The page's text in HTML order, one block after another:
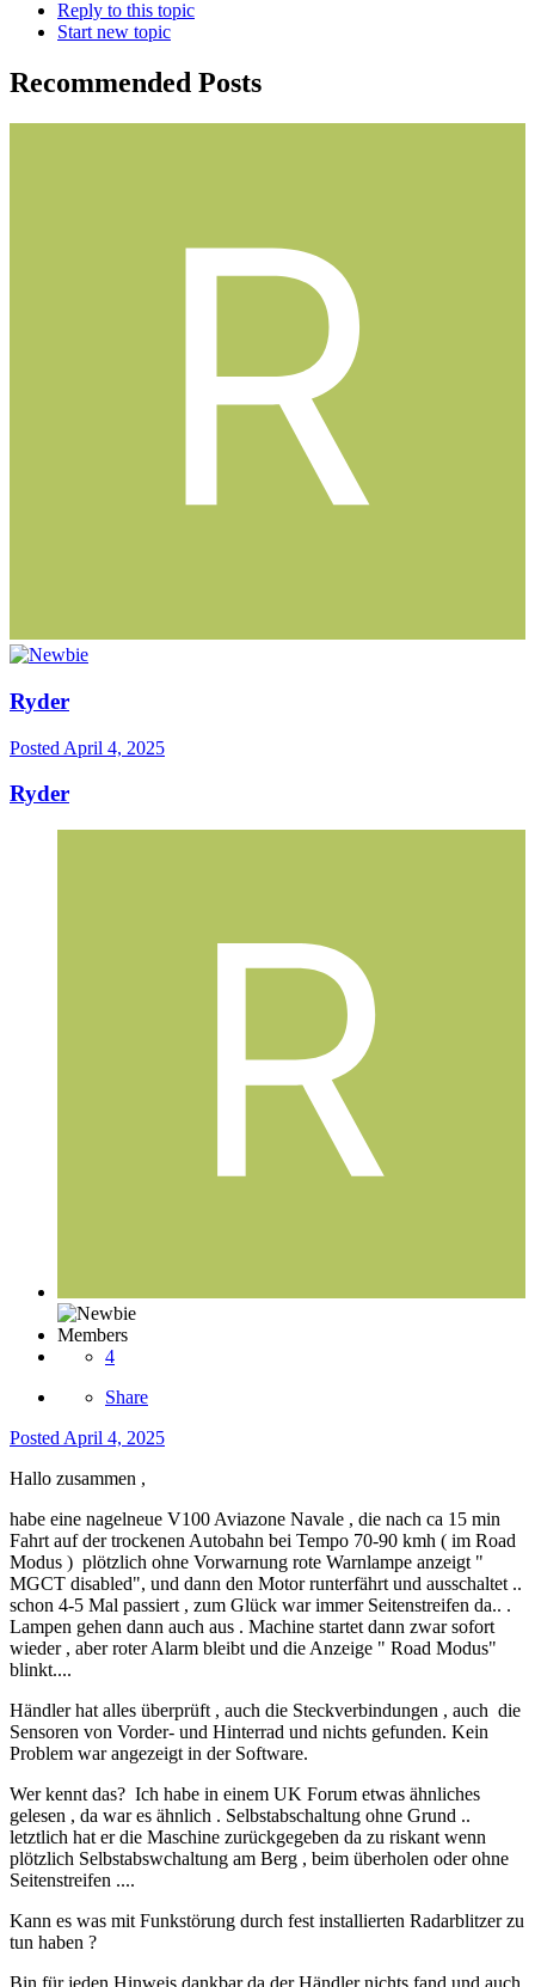
Reply to this topic
Start new topic
Recommended Posts
Ryder
Posted April 4, 2025
Ryder
Members
4
Share
Posted April 4, 2025
Hallo zusammen ,
habe eine nagelneue V100 Aviazone Navale , die nach ca 15 min
Fahrt auf der trockenen Autobahn bei Tempo 70-90 kmh ( im Road
Modus ) plötzlich ohne Vorwarnung rote Warnlampe anzeigt "
MGCT disabled", und dann den Motor runterfährt und ausschaltet ..
schon 4-5 Mal passiert , zum Glück war immer Seitenstreifen da.. .
Lampen gehen dann auch aus . Machine startet dann zwar sofort
wieder , aber roter Alarm bleibt und die Anzeige " Road Modus"
blinkt....
Händler hat alles überprüft , auch die Steckverbindungen , auch die
Sensoren von Vorder- und Hinterrad und nichts gefunden. Kein
Problem war angezeigt in der Software.
Wer kennt das? Ich habe in einem UK Forum etwas ähnliches
gelesen , da war es ähnlich . Selbstabschaltung ohne Grund ..
letztlich hat er die Maschine zurückgegeben da zu riskant wenn
plötzlich Selbstabswchaltung am Berg , beim überholen oder ohne
Seitenstreifen ....
Kann es was mit Funkstörung durch fest installierten Radarblitzer zu
tun haben ?
Bin für jeden Hinweis dankbar da der Händler nichts fand und auch